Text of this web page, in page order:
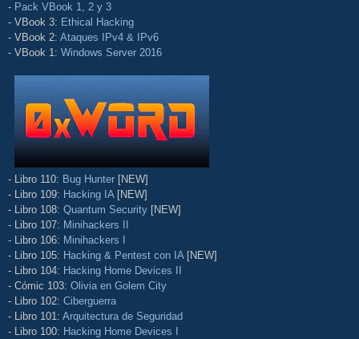
- Pack VBook 1, 2 y 3
- VBook 3: Ethical Hacking
- VBook 2: Ataques IPv4 & IPv6
- VBook 1: Windows Server 2016
- Libro 110: Bug Hunter [NEW]
- Libro 109: Hacking IA [NEW]
- Libro 108: Quantum Security [NEW]
- Libro 107: Minihackers II
- Libro 106: Minihackers I
- Libro 105: Hacking & Pentest con IA [NEW]
- Libro 104: Hacking Home Devices II
- Cómic 103: Olivia en Golem City
- Libro 102: Ciberguerra
- Libro 101: Arquitectura de Seguridad
- Libro 100: Hacking Home Devices I